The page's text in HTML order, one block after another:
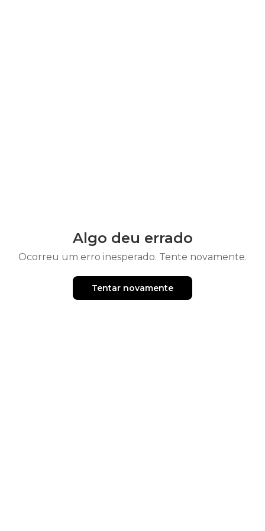
Algo deu errado
Ocorreu um erro inesperado. Tente novamente.
Tentar novamente